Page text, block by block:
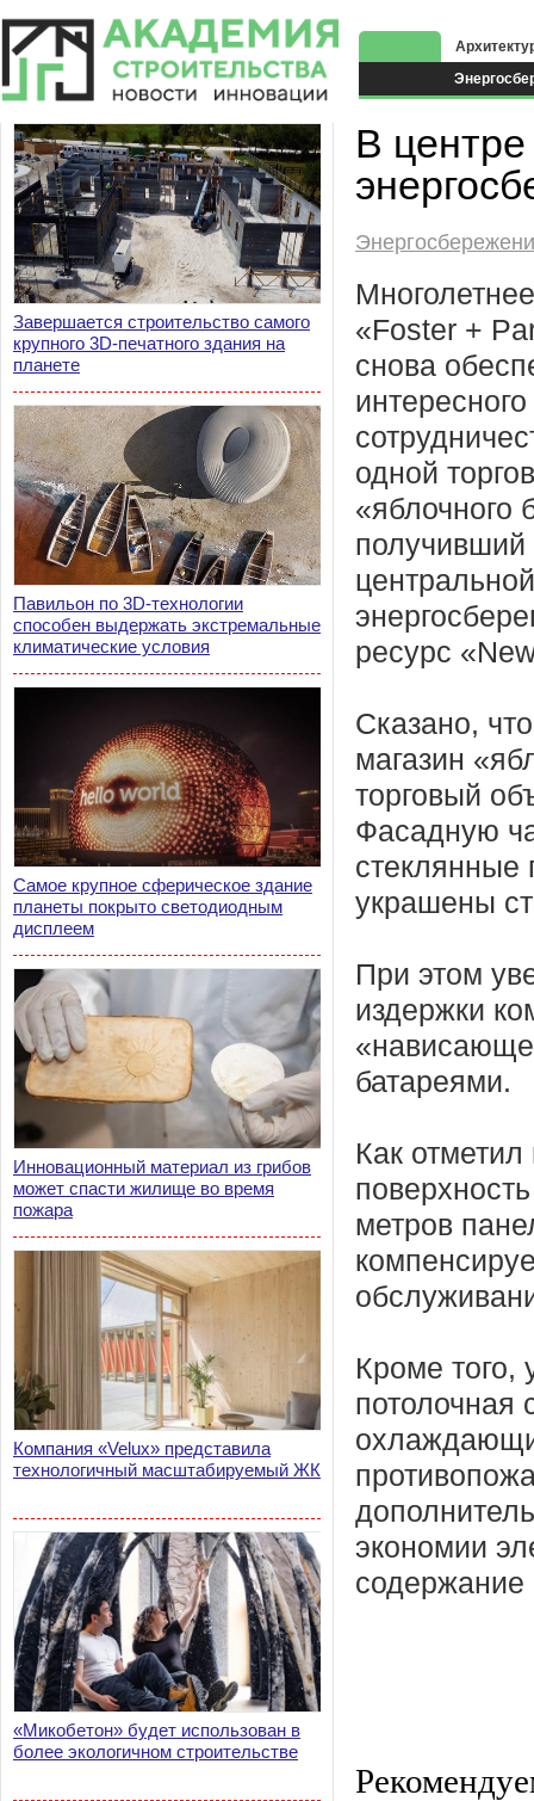
Завершается строительство самого
крупного 3D-печатного здания на
планете
Павильон по 3D-технологии
способен выдержать экстремальные
климатические условия
Самое крупное сферическое здание
планеты покрыто светодиодным
дисплеем
Инновационный материал из грибов
может спасти жилище во время
пожара
Компания «Velux» представила
технологичный масштабируемый ЖК
«Микобетон» будет использован в
более экологичном строительстве
В
«Foster +
снова
одной
«яблочного
получивший
ресурс
Сказано,
магазин
торговый
Фасадную
стеклянные
украшены
При этом
издержки
батареями.
Как
метров
Кроме того,
потолочная
экономии
содержание